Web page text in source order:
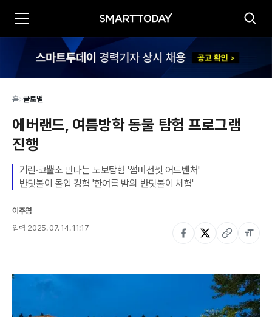
홈>글로벌
에버랜드, 여름방학 동물 탐험 프로그램
진행
기린·코뿔소 만나는 도보탐험 '썸머선셋 어드벤처'
반딧불이 몰입 경험 '한여름 밤의 반딧불이 체험'
이주영
입력 2025. 07. 14. 11:17